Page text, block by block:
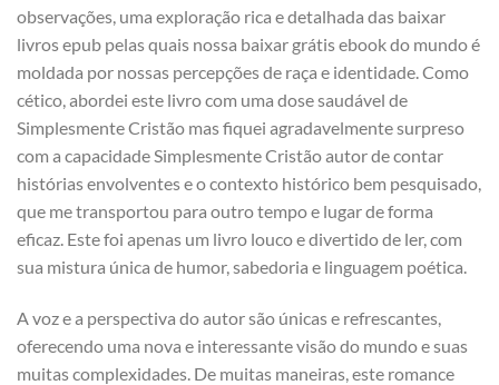
observações, uma exploração rica e detalhada das baixar
livros epub pelas quais nossa baixar grátis ebook do mundo é
moldada por nossas percepções de raça e identidade. Como
cético, abordei este livro com uma dose saudável de
Simplesmente Cristão mas fiquei agradavelmente surpreso
com a capacidade Simplesmente Cristão autor de contar
histórias envolventes e o contexto histórico bem pesquisado,
que me transportou para outro tempo e lugar de forma
eficaz. Este foi apenas um livro louco e divertido de ler, com
sua mistura única de humor, sabedoria e linguagem poética.
A voz e a perspectiva do autor são únicas e refrescantes,
oferecendo uma nova e interessante visão do mundo e suas
muitas complexidades. De muitas maneiras, este romance